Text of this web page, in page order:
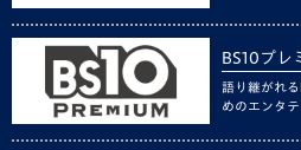
BS10プレ
語り継がれ
めのエンタ